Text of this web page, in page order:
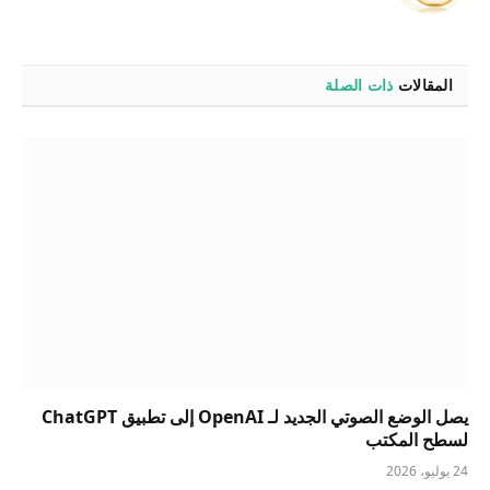
المقالات ذات الصلة
يصل الوضع الصوتي الجديد لـ OpenAI إلى تطبيق ChatGPT
لسطح المكتب
24 يوليو، 2026